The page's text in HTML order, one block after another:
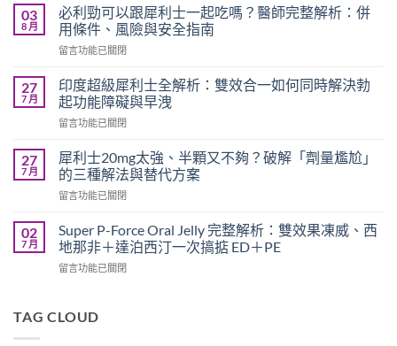
利
勁
療
程
要
多
久？
完
指
南：
港
性
必
讀
安
03
8 月
必利勁可以跟犀利士一起吃嗎？醫師完整解析：併
用條件、風險與安全指南
在
利
勁
可
以
犀
利
士
一
吃
嗎？
師
解
留言功能已關閉
27
7 月
印度超級犀利士全解析：雙效合一如何同時解決勃
起功能障礙與早洩
在
度
超
級
犀
士
全
析：
合
留言功能已關閉
27
7 月
犀利士20mg太強、半顆又不夠？破解「劑量尷尬」
的三種解法與替代方案
在
利
士
20mg
太
顆
留言功能已關閉
02
7 月
Super P-Force Oral Jelly 完整解析：雙效果凍威、西
地那非＋達泊西汀一次搞掂 ED＋PE
在
Force
留言功能已關閉
TAG CLOUD